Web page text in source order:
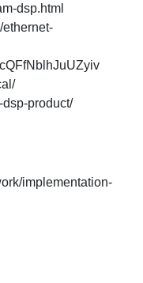
dsp.html
ethernet-
dsp-product/
implementation-